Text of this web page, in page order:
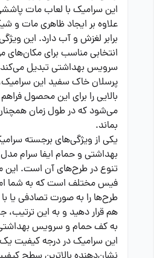
این سرامیک با لعاب مات
علاوه بر ایجاد ظاهری مات و
برابر لغزش و آب دارد. این
انتخابی مناسب برای مکان‌های
سرویس بهداشتی تبدیل
پرسلان خاک سفید این
بالایی را برای این محصول
می‌شود که در طول زمان همچنان
بماند.
یکی از ویژگی‌های برجسته
بهداشتی و حمام ایفا سرام
تنوع در طرح‌های آن است. این
فیس مختلف است که به شما
طرح‌ها را به صورت تصادفی یا
هم قرار دهید و به این ترتیب،
به کف حمام و سرویس
این سرامیک در درجه کیفیت